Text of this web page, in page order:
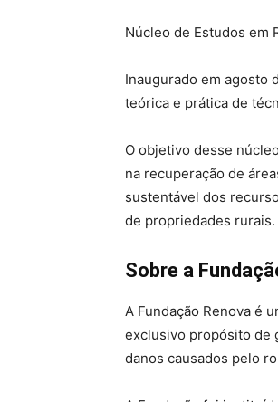
Núcleo de Estudos em
Inaugurado em agosto
teórica e prática de
O objetivo desse
na recuperação de
sustentável dos
de propriedades rurais.
Sobre a
A Fundação Renova é
exclusivo propósito de
danos causados pelo